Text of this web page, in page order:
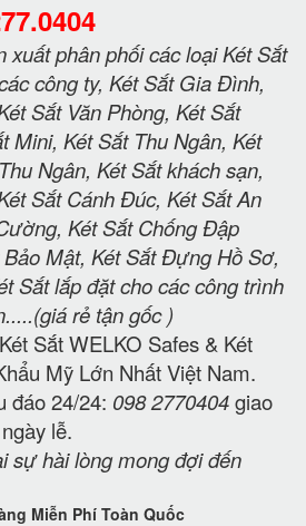
xuất phân phối các loại Két Sắt
công ty, Két Sắt Gia Đình,
Sắt Văn Phòng, Két Sắt
Mini, Két Sắt Thu Ngân, Két
Ngân, Két Sắt khách sạn,
Sắt Cánh Đúc, Két Sắt An
Két Sắt Chống Đập
Mật, Két Sắt Đựng Hồ Sơ,
Sắt lắp đặt cho các công trình
rẻ tận gốc )
Sắt WELKO Safes & Két
Mỹ Lớn Nhất Việt Nam.
đáo 24/24: 098 2770404giao
lễ.
sự hài lòng mong đợi đến
Miễn Phí Toàn Quốc